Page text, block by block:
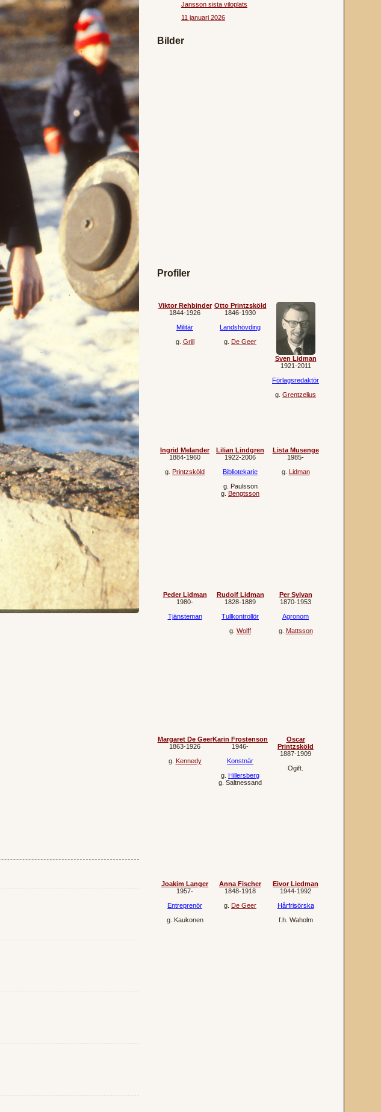
Jansson sista viloplats
11 januari 2026
Bilder
Profiler
Viktor Rehbinder
1844‐1926
Militär
g. Grill
Otto Printzsköld
1846‐1930
Landshövding
g. De Geer
Sven Lidman
1921‐2011
Förlagsredaktör
g. Grentzelius
Ingrid Melander
1884‐1960
g. Printzsköld
Lilian Lindgren
1922‐2006
Bibliotekarie
g. Paulsson
g. Bengtsson
Lista Musenge
1985‐
g. Lidman
Peder Lidman
1980‐
Tjänsteman
Rudolf Lidman
1828‐1889
Tullkontrollör
g. Wolff
Per Sylvan
1870‐1953
Agronom
g. Mattsson
Margaret De Geer
1863‐1926
g. Kennedy
Karin Frostenson
1946‐
Konstnär
g. Hillersberg
g. Saltnessand
Oscar
Printzsköld
1887‐1909
Ogift.
Joakim Langer
1957‐
Entreprenör
g. Kaukonen
Anna Fischer
1848‐1918
g. De Geer
Eivor Liedman
1944‐1992
Hårfrisörska
f.h. Waholm